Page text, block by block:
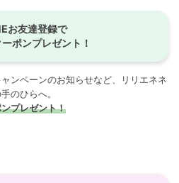
お友達登録で
ポンプレゼント！
ンペーンのお知らせなど、リリエネネ
のひらへ。
プレゼント！